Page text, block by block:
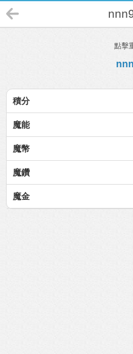
點擊
積分
魔能
魔幣
魔鑽
魔金